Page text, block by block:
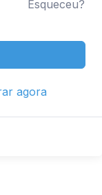
Esqueceu?
agora